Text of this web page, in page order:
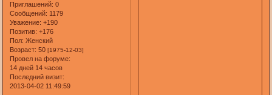
Приглашений: 0
Сообщений: 1179
Уважение: +190
Позитив: +176
Пол: Женский
Возраст: 50[1975-12-03]
Провел на форуме:
14 дней 14 часов
Последний визит:
2013-04-02 11:49:59